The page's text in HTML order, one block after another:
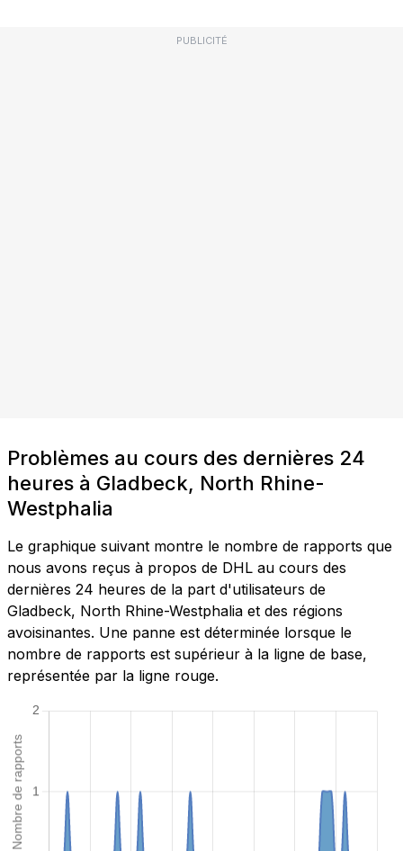
PUBLICITÉ
Problèmes au cours des dernières 24
heures à Gladbeck, North Rhine-
Westphalia
Le graphique suivant montre le nombre de rapports que
nous avons reçus à propos de DHL au cours des
dernières 24 heures de la part d'utilisateurs de
Gladbeck, North Rhine-Westphalia et des régions
avoisinantes. Une panne est déterminée lorsque le
nombre de rapports est supérieur à la ligne de base,
représentée par la ligne rouge.